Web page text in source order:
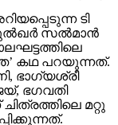
ടി
സല്‍മാന്‍
കഥ പറയുന്നത്.
ഭാഗ്യശ്രീ
ഭഗവതി
മറ്റു